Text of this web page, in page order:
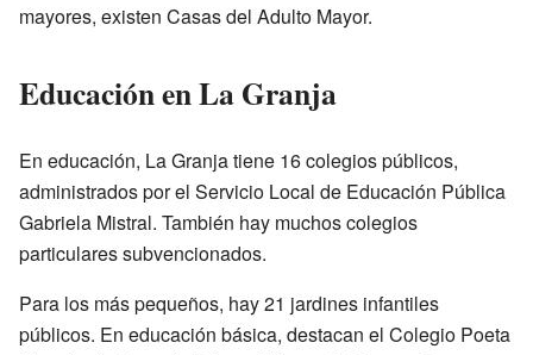
mayores, existen Casas del Adulto Mayor.
Educación en La Granja
En educación, La Granja tiene 16 colegios públicos,
administrados por el Servicio Local de Educación Pública
Gabriela Mistral. También hay muchos colegios
particulares subvencionados.
Para los más pequeños, hay 21 jardines infantiles
públicos. En educación básica, destacan el Colegio Poeta